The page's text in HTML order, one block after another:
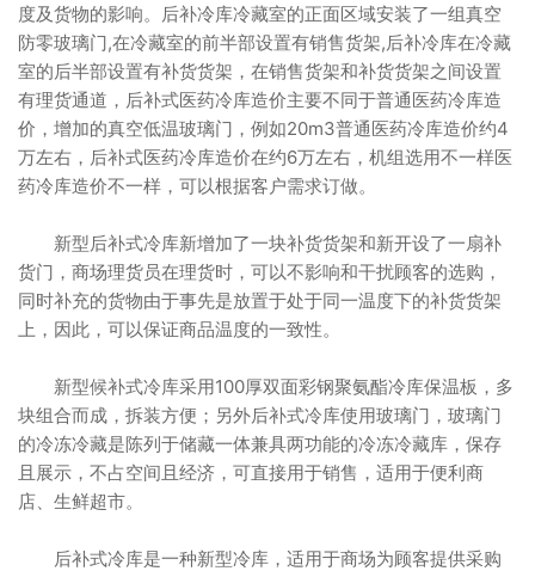
度及货物的影响。后补冷库冷藏室的正面区域安装了一组真空
防零玻璃门,在冷藏室的前半部设置有销售货架,后补冷库在冷藏
室的后半部设置有补货货架，在销售货架和补货货架之间设置
有理货通道，后补式医药冷库造价主要不同于普通医药冷库造
价，增加的真空低温玻璃门，例如20m3普通医药冷库造价约4
万左右，后补式医药冷库造价在约6万左右，机组选用不一样医
药冷库造价不一样，可以根据客户需求订做。
新型后补式冷库新增加了一块补货货架和新开设了一扇补
货门，商场理货员在理货时，可以不影响和干扰顾客的选购，
同时补充的货物由于事先是放置于处于同一温度下的补货货架
上，因此，可以保证商品温度的一致性。
新型候补式冷库采用100厚双面彩钢聚氨酯冷库保温板，多
块组合而成，拆装方便；另外后补式冷库使用玻璃门，玻璃门
的冷冻冷藏是陈列于储藏一体兼具两功能的冷冻冷藏库，保存
且展示，不占空间且经济，可直接用于销售，适用于便利商
店、生鲜超市。
后补式冷库是一种新型冷库，适用于商场为顾客提供采购